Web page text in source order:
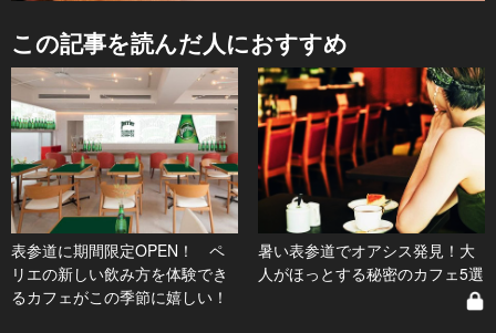
この記事を読んだ人におすすめ
表参道に期間限定OPEN！ ペ
リエの新しい飲み方を体験でき
るカフェがこの季節に嬉しい！
暑い表参道でオアシス発見！大
人がほっとする秘密のカフェ5選